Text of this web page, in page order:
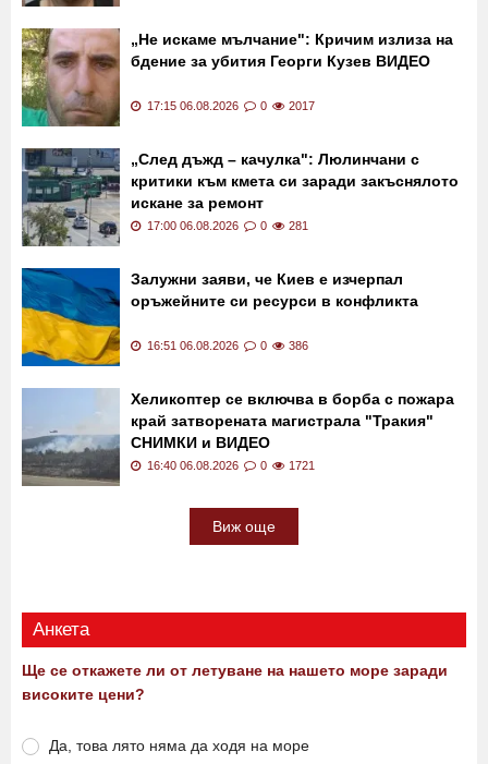
„Не искаме мълчание": Кричим излиза на
бдение за убития Георги Кузев ВИДЕО
17:15 06.08.2026 0 2017
„След дъжд – качулка": Люлинчани с
критики към кмета си заради закъснялото
искане за ремонт
17:00 06.08.2026 0 281
Залужни заяви, че Киев е изчерпал
оръжейните си ресурси в конфликта
16:51 06.08.2026 0 386
Хеликоптер се включва в борба с пожара
край затворената магистрала "Тракия"
СНИМКИ и ВИДЕО
16:40 06.08.2026 0 1721
Виж още
Анкета
Ще се откажете ли от летуване на нашето море заради
високите цени?
Да, това лято няма да ходя на море